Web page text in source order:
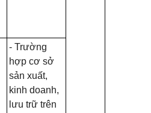
- Trường
hợp cơ sở
sản xuất,
kinh doanh,
lưu trữ trên